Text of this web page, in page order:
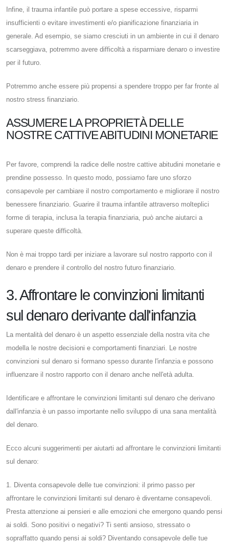
Infine, il trauma infantile può portare a spese eccessive, risparmi
insufficienti o evitare investimenti e/o pianificazione finanziaria in
generale. Ad esempio, se siamo cresciuti in un ambiente in cui il denaro
scarseggiava, potremmo avere difficoltà a risparmiare denaro o investire
per il futuro.
Potremmo anche essere più propensi a spendere troppo per far fronte al
nostro stress finanziario.
ASSUMERE LA PROPRIETÀ DELLE
NOSTRE CATTIVE ABITUDINI MONETARIE
Per favore, comprendi la radice delle nostre cattive abitudini monetarie e
prendine possesso. In questo modo, possiamo fare uno sforzo
consapevole per cambiare il nostro comportamento e migliorare il nostro
benessere finanziario. Guarire il trauma infantile attraverso molteplici
forme di terapia, inclusa la terapia finanziaria, può anche aiutarci a
superare queste difficoltà.
Non è mai troppo tardi per iniziare a lavorare sul nostro rapporto con il
denaro e prendere il controllo del nostro futuro finanziario.
3. Affrontare le convinzioni limitanti
sul denaro derivante dall'infanzia
La mentalità del denaro è un aspetto essenziale della nostra vita che
modella le nostre decisioni e comportamenti finanziari. Le nostre
convinzioni sul denaro si formano spesso durante l'infanzia e possono
influenzare il nostro rapporto con il denaro anche nell'età adulta.
Identificare e affrontare le convinzioni limitanti sul denaro che derivano
dall'infanzia è un passo importante nello sviluppo di una sana mentalità
del denaro.
Ecco alcuni suggerimenti per aiutarti ad affrontare le convinzioni limitanti
sul denaro:
1. Diventa consapevole delle tue convinzioni: il primo passo per
affrontare le convinzioni limitanti sul denaro è diventarne consapevoli.
Presta attenzione ai pensieri e alle emozioni che emergono quando pensi
ai soldi. Sono positivi o negativi? Ti senti ansioso, stressato o
sopraffatto quando pensi ai soldi? Diventando consapevole delle tue